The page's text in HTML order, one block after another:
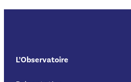
L’Observatoire